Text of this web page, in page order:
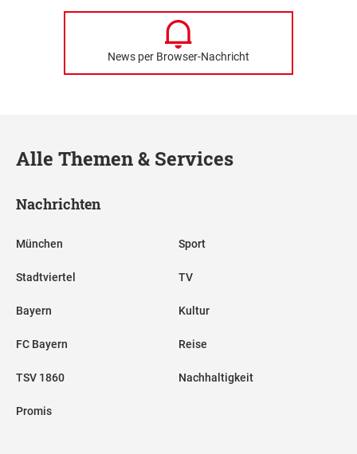
News per Browser-Nachricht
Alle Themen & Services
Nachrichten
München
Stadtviertel
Bayern
FC Bayern
TSV 1860
Promis
Sport
TV
Kultur
Reise
Nachhaltigkeit